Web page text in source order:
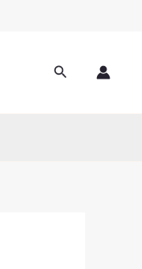
Search